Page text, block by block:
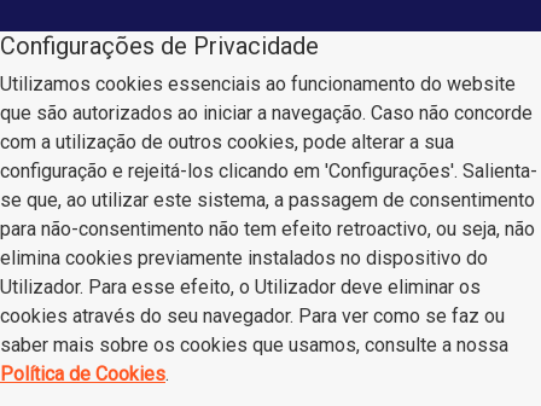
Configurações de Privacidade
Utilizamos cookies essenciais ao funcionamento do website
que são autorizados ao iniciar a navegação. Caso não concorde
com a utilização de outros cookies, pode alterar a sua
configuração e rejeitá-los clicando em 'Configurações'. Salienta-
se que, ao utilizar este sistema, a passagem de consentimento
para não-consentimento não tem efeito retroactivo, ou seja, não
elimina cookies previamente instalados no dispositivo do
Utilizador. Para esse efeito, o Utilizador deve eliminar os
cookies através do seu navegador. Para ver como se faz ou
saber mais sobre os cookies que usamos, consulte a nossa
Política de Cookies.